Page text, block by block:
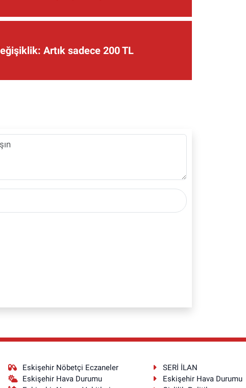
Artık sadece 200 TL
Eskişehir Nöbetçi Eczaneler
Eskişehir Hava Durumu
SERİ İLAN
Eskişehir Hava Durumu